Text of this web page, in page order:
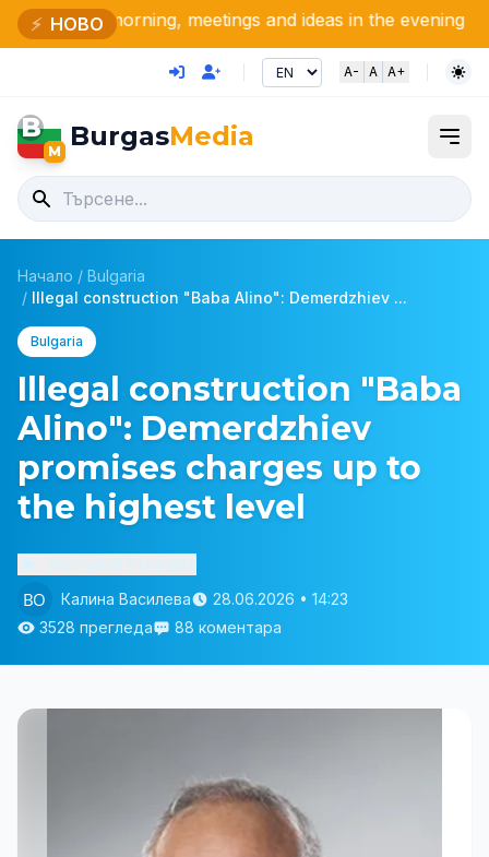
⚡ НОВО
meetings and ideas in the evening Nikola
A- A A+
B
M BurgasMedia
Начало / Bulgaria
/ Illegal construction "Baba Alino": Demerdzhiev ...
Bulgaria
Illegal construction "Baba
Alino": Demerdzhiev
promises charges up to
the highest level
Калина Василева
28.06.2026 • 14:23
3528 прегледа
88 коментара